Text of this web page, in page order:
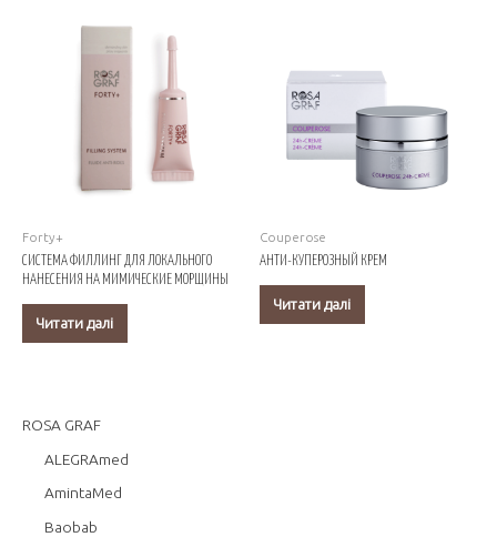
ROSA GRAF
ALEGRAmed
AmintaMed
Baobab
Forty+
СИСТЕМА ФИЛЛИНГ ДЛЯ ЛОКАЛЬНОГО
НАНЕСЕНИЯ НА МИМИЧЕСКИЕ МОРЩИНЫ
Читати далі
Couperose
АНТИ-КУПЕРОЗНЫЙ КРЕМ
Читати далі